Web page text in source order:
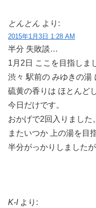
とんとん より:
2015年1月3日 1:28 AM
半分 失敗談…
1月2日 ここを目指しま
渋々 駅前の みゆきの湯
硫黄の香りは ほとんど
今日だけです。
おかげで2回入りました。
またいつか 上の湯を目
半分がっかりしました
K-I より: